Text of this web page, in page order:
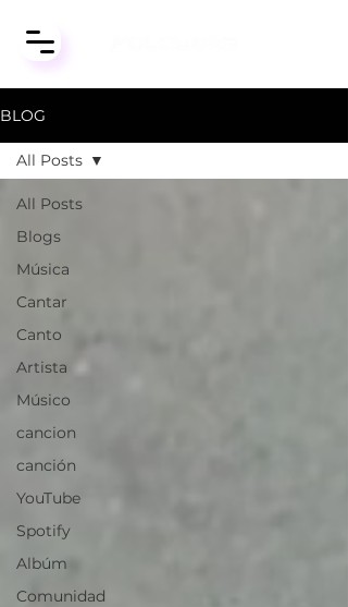
BLOG
All Posts
Blogs
Música
Cantar
Canto
Artista
Músico
cancion
canción
YouTube
Spotify
Albúm
Comunidad
All Posts